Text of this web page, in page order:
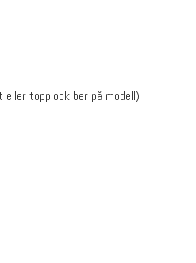
topplock ber på modell)